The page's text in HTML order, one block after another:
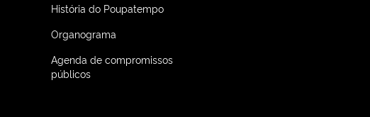
História do Poupatempo
Organograma
Agenda de compromissos
públicos